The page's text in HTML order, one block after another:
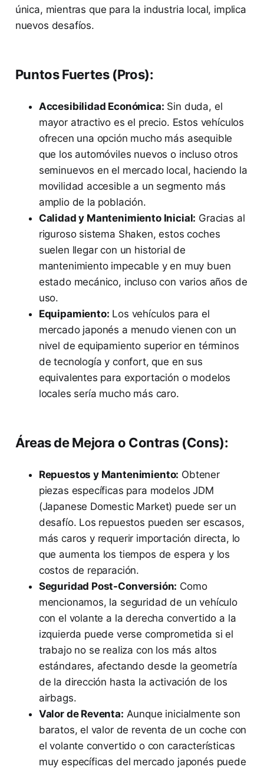
única, mientras que para la industria local, implica
nuevos desafíos.
Puntos Fuertes (Pros):
Accesibilidad Económica: Sin duda, el
mayor atractivo es el precio. Estos vehículos
ofrecen una opción mucho más asequible
que los automóviles nuevos o incluso otros
seminuevos en el mercado local, haciendo la
movilidad accesible a un segmento más
amplio de la población.
Calidad y Mantenimiento Inicial: Gracias al
riguroso sistema Shaken, estos coches
suelen llegar con un historial de
mantenimiento impecable y en muy buen
estado mecánico, incluso con varios años de
uso.
Equipamiento: Los vehículos para el
mercado japonés a menudo vienen con un
nivel de equipamiento superior en términos
de tecnología y confort, que en sus
equivalentes para exportación o modelos
locales sería mucho más caro.
Áreas de Mejora o Contras (Cons):
Repuestos y Mantenimiento: Obtener
piezas específicas para modelos JDM
(Japanese Domestic Market) puede ser un
desafío. Los repuestos pueden ser escasos,
más caros y requerir importación directa, lo
que aumenta los tiempos de espera y los
costos de reparación.
Seguridad Post-Conversión: Como
mencionamos, la seguridad de un vehículo
con el volante a la derecha convertido a la
izquierda puede verse comprometida si el
trabajo no se realiza con los más altos
estándares, afectando desde la geometría
de la dirección hasta la activación de los
airbags.
Valor de Reventa: Aunque inicialmente son
baratos, el valor de reventa de un coche con
el volante convertido o con características
muy específicas del mercado japonés puede